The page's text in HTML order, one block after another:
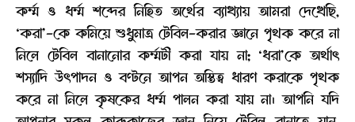
কর্ম্ম ও ধর্ম্ম শব্দের নিহিত অর্থের ব্যাখ্যায় আমরা দেখেছি,
‘করা’-কে কমিয়ে শুধুমাত্র টেবিল-করার জ্ঞানে পৃথক করে না
নিলে টেবিল বানানোর কর্ম্মটী করা যায় না; ‘ধরা’কে অর্থাৎ
শস্যাদি উৎপাদন ও বণ্টনে আপন অস্তিত্ব ধারণ করাকে পৃথক
করে না নিলে কৃষকের ধর্ম্ম পালন করা যায় না। আপনি যদি